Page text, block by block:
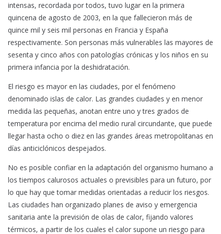
intensas, recordada por todos, tuvo lugar en la primera
quincena de agosto de 2003, en la que fallecieron más de
quince mil y seis mil personas en Francia y España
respectivamente. Son personas más vulnerables las mayores de
sesenta y cinco años con patologías crónicas y los niños en su
primera infancia por la deshidratación.
El riesgo es mayor en las ciudades, por el fenómeno
denominado islas de calor. Las grandes ciudades y en menor
medida las pequeñas, anotan entre uno y tres grados de
temperatura por encima del medio rural circundante, que puede
llegar hasta ocho o diez en las grandes áreas metropolitanas en
días anticiclónicos despejados.
No es posible confiar en la adaptación del organismo humano a
los tiempos calurosos actuales o previsibles para un futuro, por
lo que hay que tomar medidas orientadas a reducir los riesgos.
Las ciudades han organizado planes de aviso y emergencia
sanitaria ante la previsión de olas de calor, fijando valores
térmicos, a partir de los cuales el calor supone un riesgo para